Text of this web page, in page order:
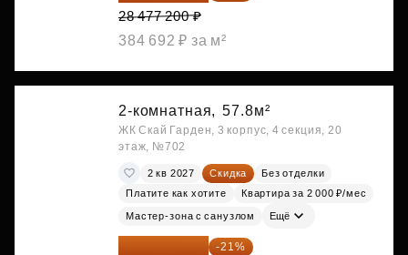
28 477 200 ₽
384 692 ₽ за м²
2-комнатная, 57.8м²
ЖК Скай Гарден, 3 корпус, 4 секция, 20
этаж, №702
2 кв 2027 Скидка
Без отделки
Платите как хотите
Квартира за 2 000 ₽/мес
Мастер-зона с санузлом Ещё
21 967 988 ₽ -21%